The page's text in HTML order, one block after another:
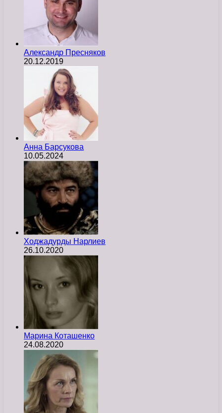
Александр Пресняков
20.12.2019
Анна Барсукова
10.05.2024
Ходжадурды Нарлиев
26.10.2020
Марина Коташенко
24.08.2020